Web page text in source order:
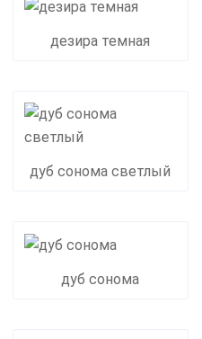
дезира темная
дуб сонома светлый
дуб сонома